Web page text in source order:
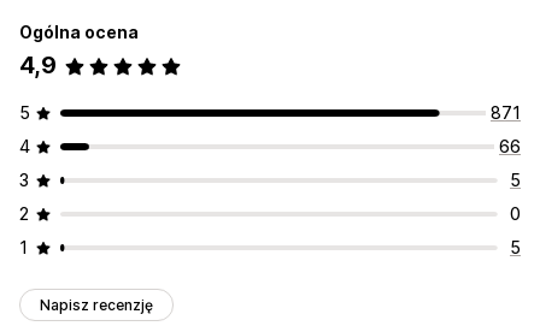
Ogólna ocena
4,9
5
871
4
66
3
5
2
0
1
5
Napisz recenzję